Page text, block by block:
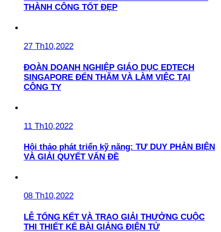
THÀNH CÔNG TỐT ĐẸP
27 Th10,2022
ĐOÀN DOANH NGHIỆP GIÁO DỤC EDTECH
SINGAPORE ĐẾN THĂM VÀ LÀM VIỆC TẠI
CÔNG TY
11 Th10,2022
Hội thảo phát triển kỹ năng: TƯ DUY PHẢN BIỆN
VÀ GIẢI QUYẾT VẤN ĐỀ
08 Th10,2022
LỄ TỔNG KẾT VÀ TRAO GIẢI THƯỞNG CUỘC
THI THIẾT KẾ BÀI GIẢNG ĐIỆN TỬ